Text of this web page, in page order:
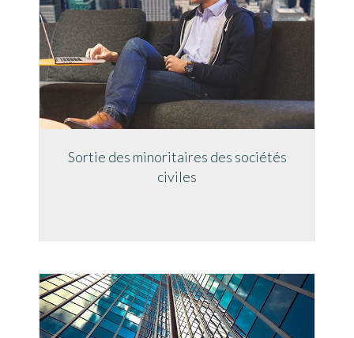
Sortie des minoritaires des sociétés
civiles